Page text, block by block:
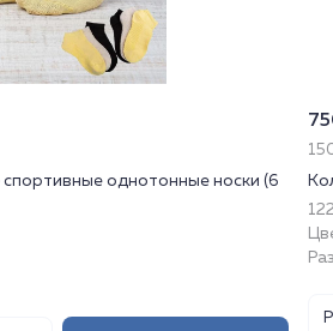
однотонные носки (6